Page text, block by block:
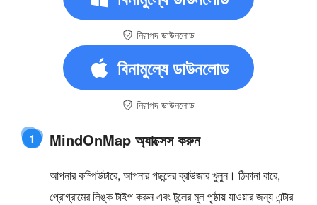
নিরাপদ ডাউনলোড
বিনামুল্যে ডাউনলোড
নিরাপদ ডাউনলোড
1 MindOnMap অ্যাক্সেস করুন
আপনার কম্পিউটারে, আপনার পছন্দের ব্রাউজার খুলুন। ঠিকানা বারে,
প্রোগ্রামের লিঙ্ক টাইপ করুন এবং টুলের মূল পৃষ্ঠায় যাওয়ার জন্য এন্টার